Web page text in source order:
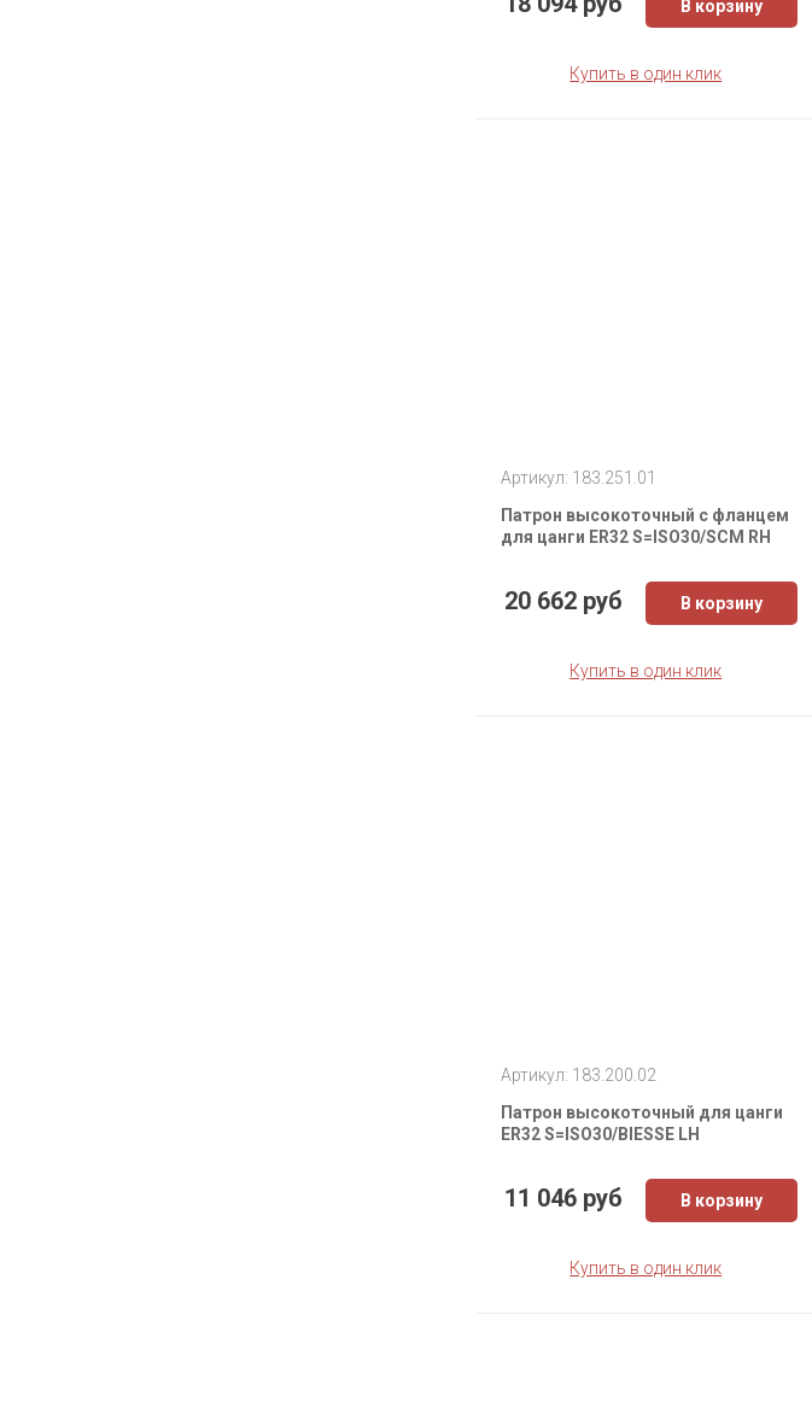
В корзину
Купить в один клик
Артикул: 183.251.01
Патрон высокоточный с фланцем
для цанги ER32 S=ISO30/SCM RH
20 662 руб В корзину
Купить в один клик
Артикул: 183.200.02
Патрон высокоточный для цанги
ER32 S=ISO30/BIESSE LH
11 046 руб В корзину
Купить в один клик